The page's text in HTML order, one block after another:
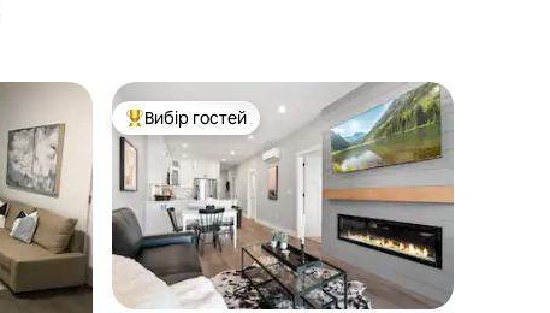
Топ вибір гостей
Вибір гостей